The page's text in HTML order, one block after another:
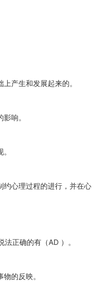
产生和发展起来的。
响。
约心理过程的进行，并在心
正确的有（AD ）。
的反映。